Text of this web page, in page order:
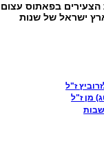
בפאתוס עצום
ישראל של שנות
ז"ל
מן ז"ל